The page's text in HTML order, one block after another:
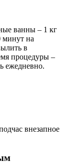
ванны – 1 кг
минут на
в
процедуры –
ежедневно.
внезапное